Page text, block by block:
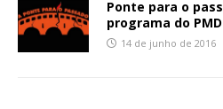
Ponte para o
programa do
14 de junho de 2016